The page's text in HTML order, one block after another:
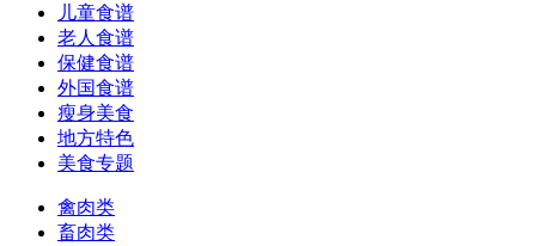
儿童食谱
老人食谱
保健食谱
外国食谱
瘦身美食
地方特色
美食专题
禽肉类
畜肉类